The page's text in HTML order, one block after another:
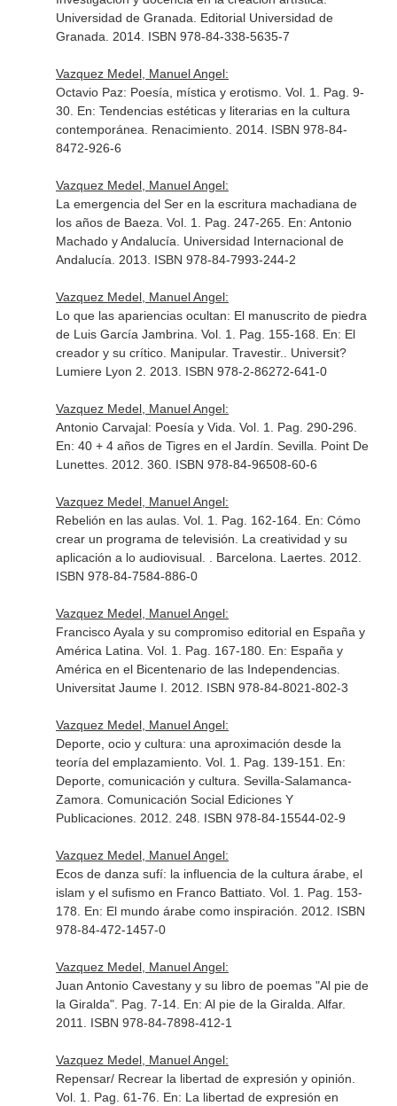
Universidad de Granada. Editorial Universidad de
Granada. 2014. ISBN 978-84-338-5635-7
Vazquez Medel, Manuel Angel:
Octavio Paz: Poesía, mística y erotismo. Vol. 1. Pag. 9-
30. En: Tendencias estéticas y literarias en la cultura
contemporánea . Renacimiento. 2014. ISBN 978-84-
8472-926-6
Vazquez Medel, Manuel Angel:
La emergencia del Ser en la escritura machadiana de
los años de Baeza. Vol. 1. Pag. 247-265. En: Antonio
Machado y Andalucía . Universidad Internacional de
Andalucía. 2013. ISBN 978-84-7993-244-2
Vazquez Medel, Manuel Angel:
Lo que las apariencias ocultan: El manuscrito de piedra
de Luis García Jambrina. Vol. 1. Pag. 155-168. En: El
creador y su crítico. Manipular. Travestir.
. Universit?
Lumiere Lyon 2. 2013. ISBN 978-2-86272-641-0
Vazquez Medel, Manuel Angel:
Antonio Carvajal: Poesía y Vida. Vol. 1. Pag. 290-296.
En: 40 + 4 años de Tigres en el Jardín . Sevilla. Point De
Lunettes. 2012. 360. ISBN 978-84-96508-60-6
Vazquez Medel, Manuel Angel:
Rebelión en las aulas. Vol. 1. Pag. 162-164. En: Cómo
crear un programa de televisión. La creatividad y su
aplicación a lo audiovisual. . Barcelona. Laertes. 2012.
ISBN 978-84-7584-886-0
Vazquez Medel, Manuel Angel:
Francisco Ayala y su compromiso editorial en España y
América Latina. Vol. 1. Pag. 167-180. En: España y
América en el Bicentenario de las Independencias.
Universitat Jaume I. 2012. ISBN 978-84-8021-802-3
Vazquez Medel, Manuel Angel:
Deporte, ocio y cultura: una aproximación desde la
teoría del emplazamiento. Vol. 1. Pag. 139-151. En:
Deporte, comunicación y cultura . Sevilla-Salamanca-
Zamora. Comunicación Social Ediciones Y
Publicaciones. 2012. 248. ISBN 978-84-15544-02-9
Vazquez Medel, Manuel Angel:
Ecos de danza sufí: la influencia de la cultura árabe, el
islam y el sufismo en Franco Battiato. Vol. 1. Pag. 153-
178. En: El mundo árabe como inspiración . 2012. ISBN
978-84-472-1457-0
Vazquez Medel, Manuel Angel:
Juan Antonio Cavestany y su libro de poemas "Al pie de
la Giralda". Pag. 7-14. En: Al pie de la Giralda . Alfar.
2011. ISBN 978-84-7898-412-1
Vazquez Medel, Manuel Angel:
Repensar/ Recrear la libertad de expresión y opinión.
Vol. 1. Pag. 61-76. En: La libertad de expresión en